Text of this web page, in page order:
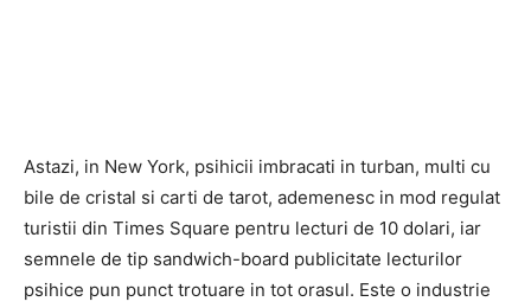
Astazi, in New York, psihicii imbracati in turban, multi cu
bile de cristal si carti de tarot, ademenesc in mod regulat
turistii din Times Square pentru lecturi de 10 dolari, iar
semnele de tip sandwich-board publicitate lecturilor
psihice pun punct trotuare in tot orasul. Este o industrie